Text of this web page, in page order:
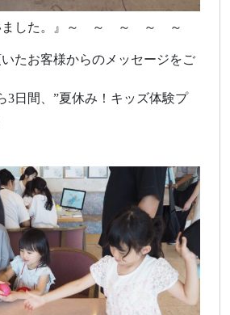
ました。』～ ～ ～ ～ ～
たお客様からのメッセージをご
3日間、”夏休み！キッズ体験プ